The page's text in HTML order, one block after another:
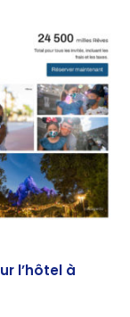
l’hôtel à